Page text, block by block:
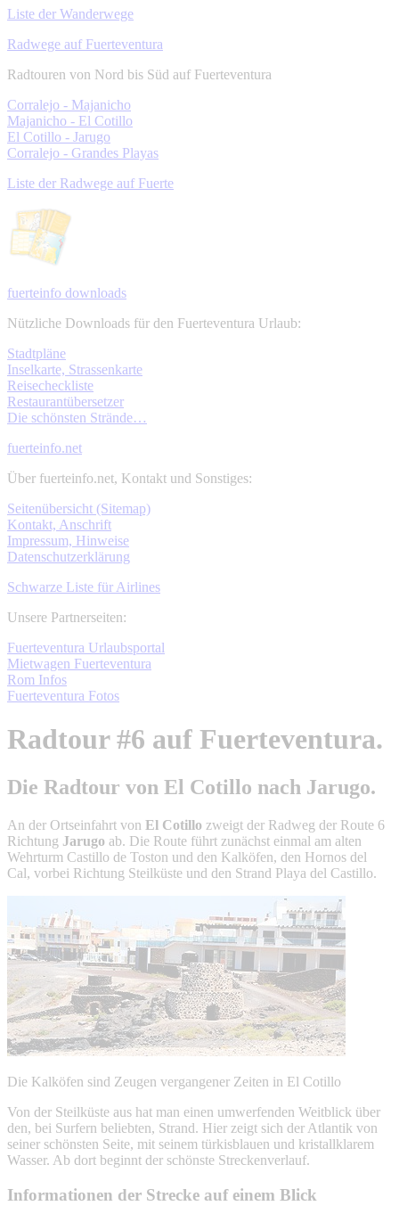
Liste der Wanderwege
Radwege auf Fuerteventura
Radtouren von Nord bis Süd auf Fuerteventura
Corralejo - Majanicho
Majanicho - El Cotillo
El Cotillo - Jarugo
Corralejo - Grandes Playas
Liste der Radwege auf Fuerte
fuerteinfo downloads
Nützliche Downloads für den Fuerteventura Urlaub:
Stadtpläne
Inselkarte, Strassenkarte
Reisecheckliste
Restaurantübersetzer
Die schönsten Strände…
fuerteinfo.net
Über fuerteinfo.net, Kontakt und Sonstiges:
Seitenübersicht (Sitemap)
Kontakt, Anschrift
Impressum, Hinweise
Datenschutzerklärung
Schwarze Liste für Airlines
Unsere Partnerseiten:
Fuerteventura Urlaubsportal
Mietwagen Fuerteventura
Rom Infos
Fuerteventura Fotos
Radtour #6 auf Fuerteventura.
Die Radtour von El Cotillo nach Jarugo.
An der Ortseinfahrt von El Cotillo zweigt der Radweg der Route 6
Richtung Jarugo ab. Die Route führt zunächst einmal am alten
Wehrturm Castillo de Toston und den Kalköfen, den Hornos del
Cal, vorbei Richtung Steilküste und den Strand Playa del Castillo.
Die Kalköfen sind Zeugen vergangener Zeiten in El Cotillo
Von der Steilküste aus hat man einen umwerfenden Weitblick über
den, bei Surfern beliebten, Strand. Hier zeigt sich der Atlantik von
seiner schönsten Seite, mit seinem türkisblauen und kristallklarem
Wasser. Ab dort beginnt der schönste Streckenverlauf.
Informationen der Strecke auf einem Blick